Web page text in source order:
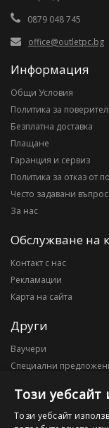
0879 048 745
office@outletpc.bg
Информация
Общи Условия
Политика за
Безплатна доставка
Плащане
Гаранция и сервиз
Политика за отказ от
Често задавани
За нас
Обслужване на
Контакт с нас
Рекламации
Карта на сайта
Други
Ваучери
Специални
Моят профил
Този уебсайт
Този уебсайт